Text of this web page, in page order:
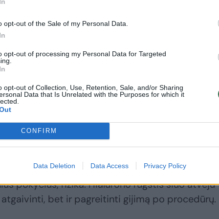
opt-out of the Sale of my Personal Data.
opt-out of processing my Personal Data for Targeted
opt-out of Collection, Use, Retention, Sale, and/or Sharing
Data that Is Unrelated with the Purposes for which it
CONFIRM
Data Deletion Data Access Privacy Policy
organizmas natūraliai gamina vis mažiau
pastebime išsausėjusią ir mažiau elastingą
odos perteklius.
alerginių susirgimų, temperatūros pokyčių ar
irgi greitai nualina odą. Kremai dažnai jau
tad čia į pagalbą ateina hialurono
pažeidžiamas atliekant šiurkštesnes
Atsiradus paviršinei pažaidai, kyla
pokyčius, rizika. Hialurono rūgštis šiuo atveju
bet ir pagreitinti gijimą po procedūrų.